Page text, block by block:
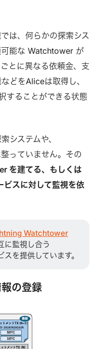
は、何らかの探索シス
能な Watchtower が
とに異なる依頼金、支
どをAliceは取得し、
することができる状態
システムや、
っていません。その
を建てる、もしくは
スに対して監視を依
Watchtower
に監視し合う
を提供しています。
の登録